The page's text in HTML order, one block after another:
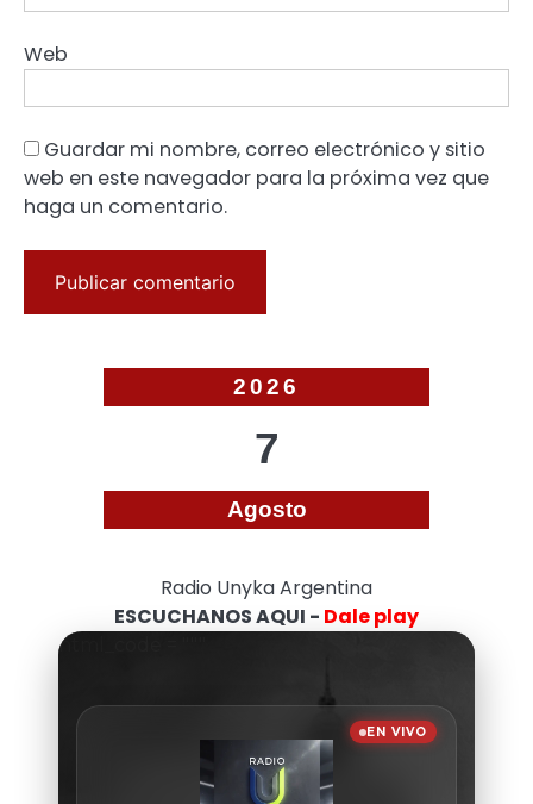
Web
Guardar mi nombre, correo electrónico y sitio
web en este navegador para la próxima vez que
haga un comentario.
2026
7
Agosto
Radio Unyka Argentina
ESCUCHANOS AQUI - Dale play